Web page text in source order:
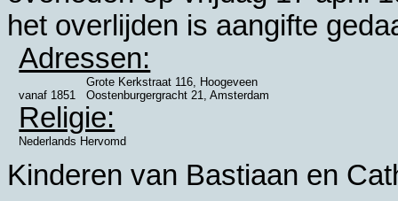
het overlijden is aangifte
Adressen:
Grote Kerkstraat 116, Hoogeveen
vanaf 1851 Oostenburgergracht 21, Amsterdam
Religie:
Nederlands Hervomd
Kinderen van Bastiaan en